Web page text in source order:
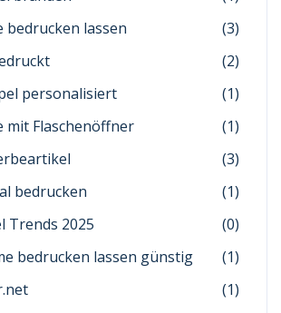
bedrucken lassen
(3)
(2)
personalisiert
(1)
mit Flaschenöffner
(1)
(3)
bedrucken
(1)
Trends 2025
(0)
bedrucken lassen günstig
(1)
(1)